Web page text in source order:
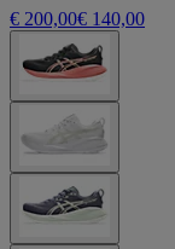
€ 200,00€ 140,00